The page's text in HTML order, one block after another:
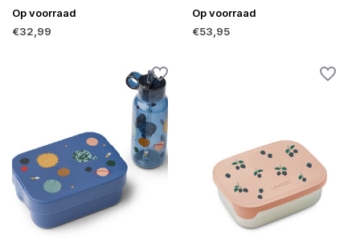
Op voorraad
€32,99
Op voorraad
€53,95